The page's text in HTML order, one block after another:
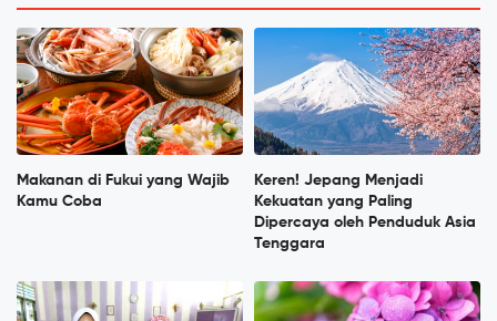
Makanan di Fukui yang Wajib
Kamu Coba
Keren! Jepang Menjadi
Kekuatan yang Paling
Dipercaya oleh Penduduk Asia
Tenggara